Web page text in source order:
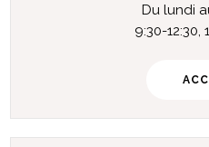
Du lundi
9:30-12:30,